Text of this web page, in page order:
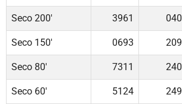
Seco 200' 3961 040
Seco 150' 0693 209
Seco 80' 7311 240
Seco 60' 5124 249